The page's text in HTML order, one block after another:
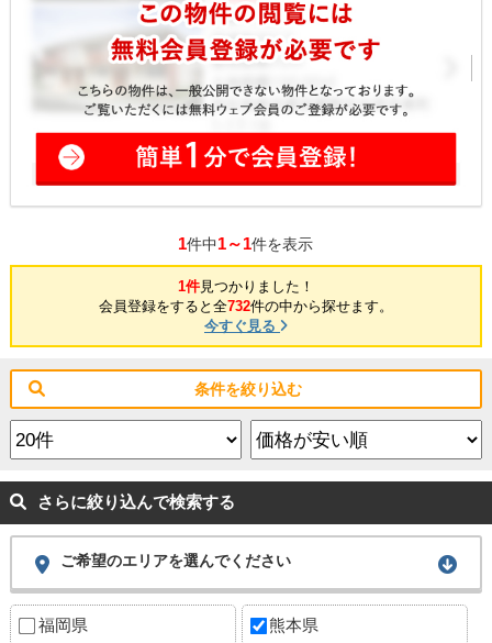
1件中1～1件を表示
1件見つかりました！
会員登録をすると全732件の中から探せます。
今すぐ見る
条件を絞り込む
さらに絞り込んで検索する
ご希望のエリアを選んでください
福岡県 熊本県